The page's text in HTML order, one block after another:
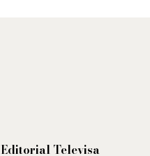
Editorial Televisa